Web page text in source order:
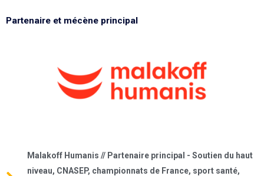
Partenaire et mécène principal
Malakoff Humanis // Partenaire principal - Soutien du haut
niveau, CNASEP, championnats de France, sport santé,